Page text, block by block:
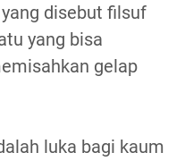
disebut filsuf
yang bisa
gelap
luka bagi kaum